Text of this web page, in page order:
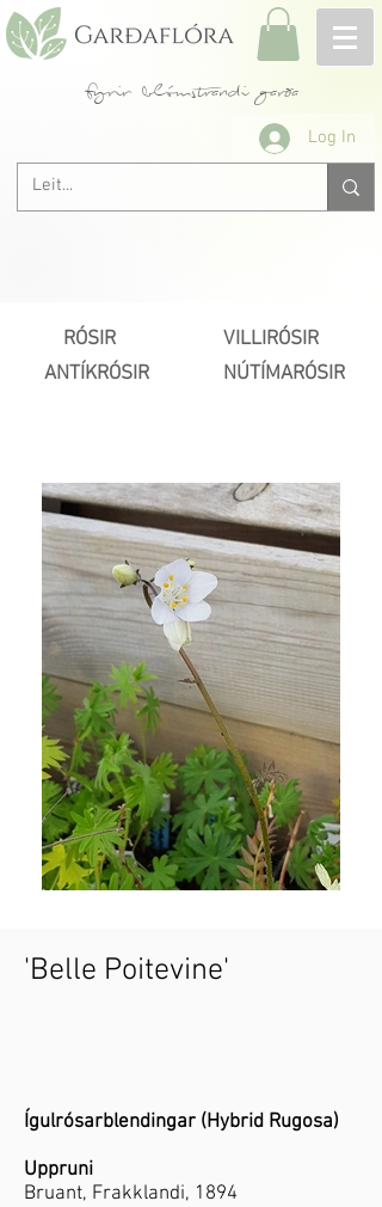
fyrir blómstrandi garða
Log In
RÓSIR
ANTÍKRÓSIR
VILLIRÓSIR
NÚTÍMARÓSIR
'Belle Poitevine'
Ígulrósarblendingar (Hybrid Rugosa)
Uppruni
Bruant, Frakklandi, 1894